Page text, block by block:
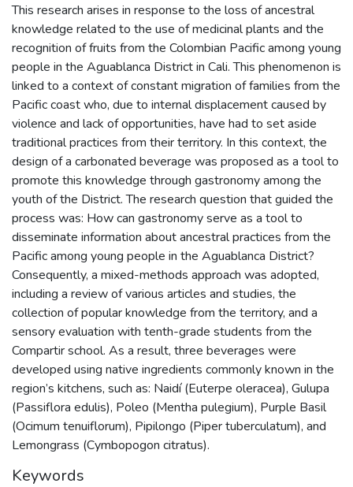
This research arises in response to the loss of ancestral
knowledge related to the use of medicinal plants and the
recognition of fruits from the Colombian Pacific among young
people in the Aguablanca District in Cali. This phenomenon is
linked to a context of constant migration of families from the
Pacific coast who, due to internal displacement caused by
violence and lack of opportunities, have had to set aside
traditional practices from their territory. In this context, the
design of a carbonated beverage was proposed as a tool to
promote this knowledge through gastronomy among the
youth of the District. The research question that guided the
process was: How can gastronomy serve as a tool to
disseminate information about ancestral practices from the
Pacific among young people in the Aguablanca District?
Consequently, a mixed-methods approach was adopted,
including a review of various articles and studies, the
collection of popular knowledge from the territory, and a
sensory evaluation with tenth-grade students from the
Compartir school. As a result, three beverages were
developed using native ingredients commonly known in the
region’s kitchens, such as: Naidí (Euterpe oleracea), Gulupa
(Passiflora edulis), Poleo (Mentha pulegium), Purple Basil
(Ocimum tenuiflorum), Pipilongo (Piper tuberculatum), and
Lemongrass (Cymbopogon citratus).
Keywords